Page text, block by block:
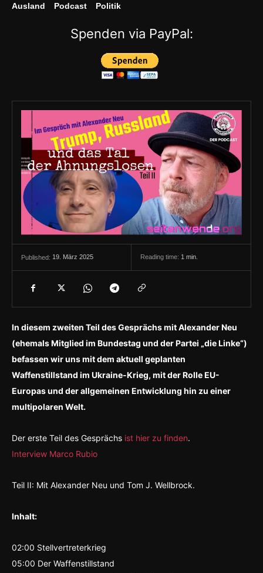
Ausland Podcast Politik
Spenden via PayPal:
Published: 19. März 2025 Reading time: 1 min.
In diesem zweiten Teil des Gesprächs mit Alexander Neu
(ehemals Mitglied im Bundestag und der Partei „die Linke“)
befassen wir uns mit dem aktuell geplanten
Waffenstillstand im Ukraine-Krieg, mit der Rolle EU-
Europas und der allgemeinen Entwicklung hin zu einer
multipolaren Welt.
Der erste Teil des Gesprächs ist hier zu finden.
Interview Marco Rubio
Teil II: Mit Alexander Neu und Tom J. Wellbrock.
Inhalt:
02:00 Stellvertreterkrieg
05:00 Der Waffenstillstand